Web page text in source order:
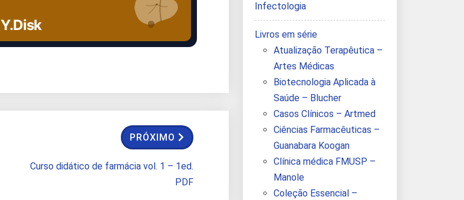
Y.Disk
PRÓXIMO
Curso didático de farmácia vol. 1 – 1ed.
PDF
Infectologia
Livros em série
Atualização Terapêutica –
Artes Médicas
Biotecnologia Aplicada à
Saúde – Blucher
Casos Clínicos – Artmed
Ciências Farmacêuticas –
Guanabara Koogan
Clínica médica FMUSP –
Manole
Coleção Essencial –